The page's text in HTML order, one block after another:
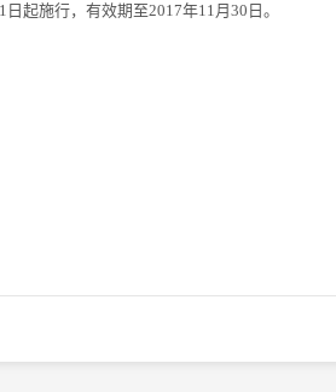
施行，有效期至2017年11月30日。